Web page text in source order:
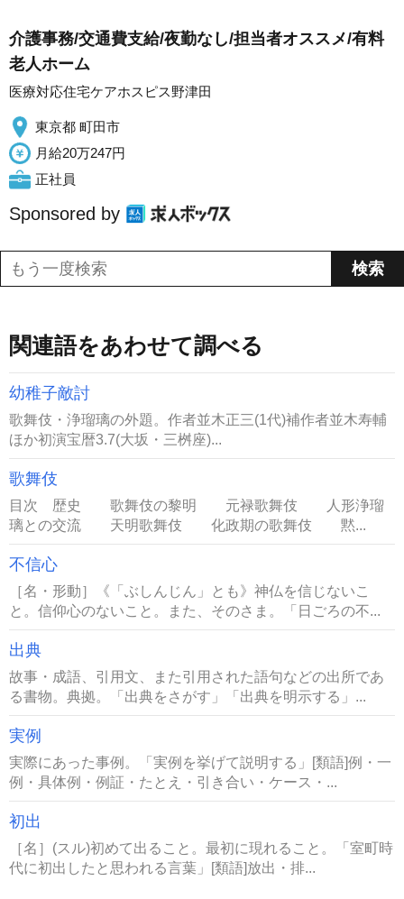
介護事務/交通費支給/夜勤なし/担当者オススメ/有料
老人ホーム
医療対応住宅ケアホスピス野津田
東京都 町田市
月給20万247円
正社員
Sponsored by
関連語をあわせて調べる
幼稚子敵討
歌舞伎・浄瑠璃の外題。作者並木正三(1代)補作者並木寿輔
ほか初演宝暦3.7(大坂・三桝座)...
歌舞伎
目次 歴史 歌舞伎の黎明 元禄歌舞伎 人形浄瑠
璃との交流 天明歌舞伎 化政期の歌舞伎 黙...
不信心
［名・形動］《「ぶしんじん」とも》神仏を信じないこ
と。信仰心のないこと。また、そのさま。「日ごろの不...
出典
故事・成語、引用文、また引用された語句などの出所であ
る書物。典拠。「出典をさがす」「出典を明示する」...
実例
実際にあった事例。「実例を挙げて説明する」[類語]例・一
例・具体例・例証・たとえ・引き合い・ケース・...
初出
［名］(スル)初めて出ること。最初に現れること。「室町時
代に初出したと思われる言葉」[類語]放出・排...